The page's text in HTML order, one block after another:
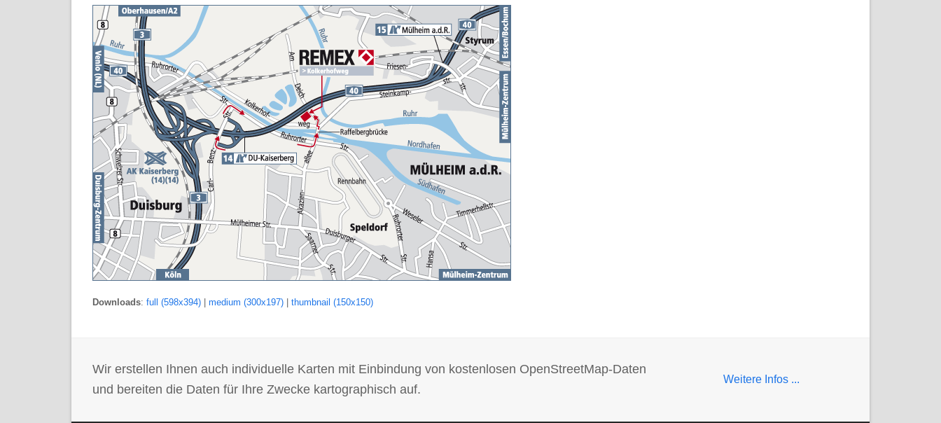
Downloads: full (598x394) medium (300x197) thumbnail (150x150)
Wir erstellen Ihnen auch individuelle Karten mit Einbindung von kostenlosen OpenStreetMap-Daten
und bereiten die Daten für Ihre Zwecke kartographisch auf.
Weitere Infos ...